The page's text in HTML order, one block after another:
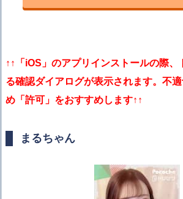
↑↑ 「iOS」のアプリインストールの際、
る確認ダイアログが表示されます。不
め「許可」をおすすめします↑↑
まるちゃん